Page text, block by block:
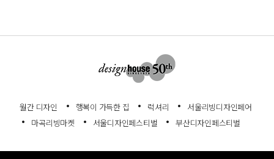
월간 디자인 행복이 가득한 집 럭셔리
서울리빙디자인페어
마곡리빙마켓
서울디자인페스티벌 부산디자인페스티벌